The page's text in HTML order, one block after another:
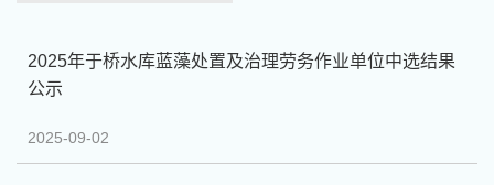
2025年于桥水库蓝藻处置及治理劳务作业单位中选结果
公示
2025-09-02